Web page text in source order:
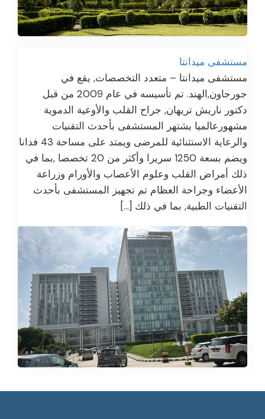
مستشفى ميدانتا
مستشفى ميدانتا – متعدد التخصصات, يقع في
جورجاون,الهند. تم تأسيسه في عام 2009 من قبل
دكتور ناريش تريهان, جراح القلب والأوعية الدموية
مشهورعالميا يشتهر المستشفى بأحدث التقنيات
والرعاية الاستثنائية للمرضى ويمتد على مساحة 43 فدانا
ويضم بسعة 1250 سريرا وأكثر من 20 تخصصا ,بما في
ذلك أمراض القلب وعلوم الأعصاب والأورام وزراعة
الأعضاء وجراحة العظام تم تجهيز المستشفى بأحدث
التقنيات الطبية, بما في ذلك […]